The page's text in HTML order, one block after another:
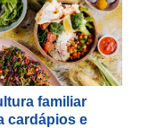
familiar
cardápios e